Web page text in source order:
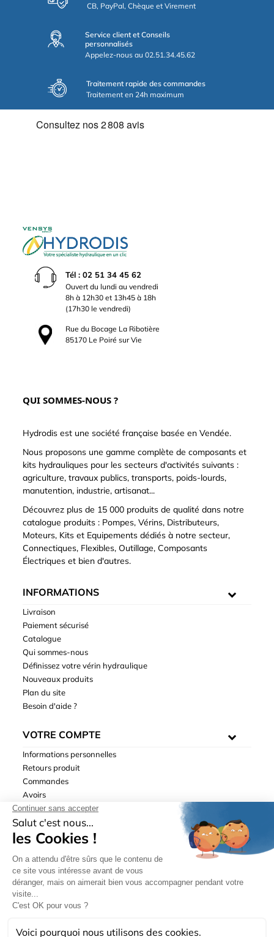
CB, PayPal, Chèque et Virement
Service client et Conseils
personnalisés
Appelez-nous au 02.51.34.45.62
Traitement rapide des commandes
Traitement en 24h maximum
Tél : 02 51 34 45 62
Ouvert du lundi au vendredi
8h à 12h30 et 13h45 à 18h
(17h30 le vendredi)
Rue du Bocage La Ribotière
85170 Le Poiré sur Vie
QUI SOMMES-NOUS ?
Hydrodis est une société française basée en Vendée.
Nous proposons une gamme complète de composants et
kits hydrauliques pour les secteurs d'activités suivants :
agriculture, travaux publics, transports, poids-lourds,
manutention, industrie, artisanat...
Découvrez plus de 15 000 produits de qualité dans notre
catalogue produits : Pompes, Vérins, Distributeurs,
Moteurs, Kits et Equipements dédiés à notre secteur,
Connectiques, Flexibles, Outillage, Composants
Électriques et bien d'autres.
INFORMATIONS
Livraison
Paiement sécurisé
Catalogue
Qui sommes-nous
Définissez votre vérin hydraulique
Nouveaux produits
Plan du site
Besoin d'aide ?
VOTRE COMPTE
Informations personnelles
Retours produit
Commandes
Avoirs
Adresses
Bons de réduction
de ventes| © Hydrodis 2003-2026. Tous droits réservés